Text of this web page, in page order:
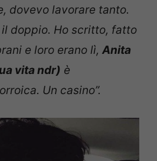
dovevo lavorare tanto.
doppio. Ho scritto, fatto
e loro erano lì, Anita
vita ndr) è
Un casino”.